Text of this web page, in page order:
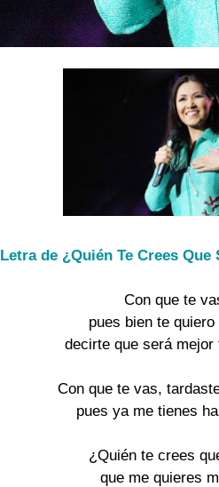
Letra de ¿Quién Te Crees Que
Con que te
pues bien te quiero
decirte que será mejor
Con que te vas,
pues ya me tienes
¿Quién te crees
que me quieres